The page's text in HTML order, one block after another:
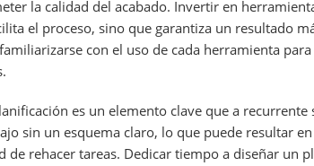
la calidad del acabado. Invertir en
el proceso, sino que garantiza un resultado
con el uso de cada herramienta
es un elemento clave que a recurrente
sin un esquema claro, lo que puede resultar
de rehacer tareas. Dedicar tiempo a diseñar un